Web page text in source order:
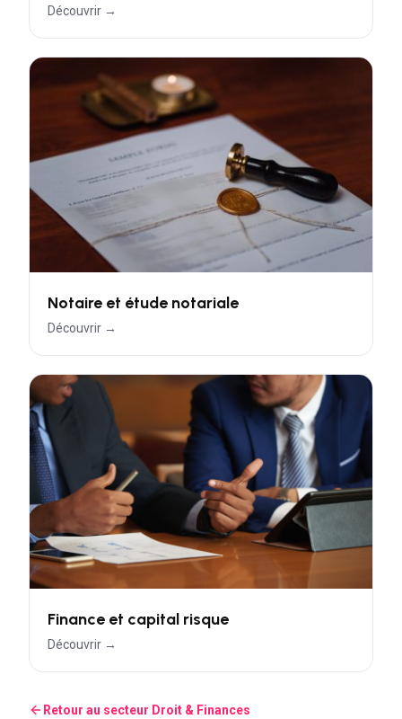
Découvrir →
Notaire et étude notariale
Découvrir →
Finance et capital risque
Découvrir →
Retour au secteur Droit & Finances